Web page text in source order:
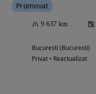
Promovat
9 637 km
Bucuresti (Bucuresti)
Privat • Reactualizat